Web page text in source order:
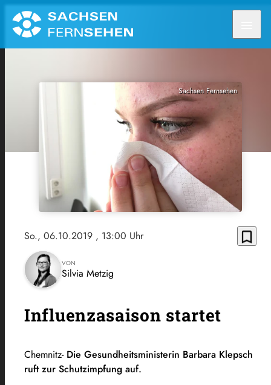
Sachsen Fernsehen
So., 06.10.2019 , 13:00 Uhr bookmark_border
VON
Silvia Metzig
Influenzasaison startet
Chemnitz- Die Gesundheitsministerin Barbara Klepsch
ruft zur Schutzimpfung auf.